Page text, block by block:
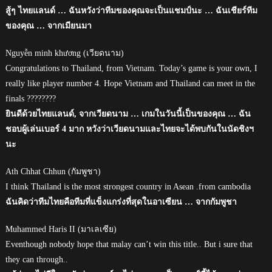
สู้ๆ ไทยแลนด์ … ฉันหวังว่าทีมของคุณจะเป็นแชมป์นะ … ฉันเชียร์ทีม
ของคุณ … จากเมียนมา
Nguyễn minh khương (เวียดนาม)
Congratulations to Thailand, from Vietnam. Today’s game is your own, I
really like player number 4. Hope Vietnam and Thailand can meet in the
finals ????????
ยินดีด้วยไทยแลนด์, จากเวียดนาม … เกมในวันนี้เป็นของคุณ … ฉัน
ชอบผู้เล่นเบอร์ 4 มาก หวังว่าเวียดนามและไทยจะได้พบกันในนัดชิงฯ
นะ
Ath Chhat Chhun (กัมพูชา)
I think Thailand is the most strongest country in Asean .from cambodia
ฉันคิดว่าทีมไทยคือทีมที่แข็งแกร่งที่สุดในอาเซียน … จากกัมพูชา
Muhammed Haris II (มาเลเซีย)
Eventhough nobody hope that malay can’t win this title.. But i sure that
they can through..